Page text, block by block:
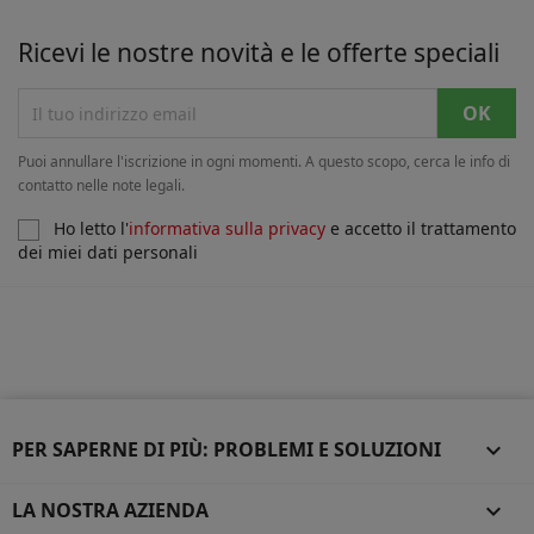
Ricevi le nostre novità e le offerte speciali
Puoi annullare l'iscrizione in ogni momenti. A questo scopo, cerca le info di
contatto nelle note legali.
Ho letto l'informativa sulla privacy e accetto il trattamento
dei miei dati personali
PER SAPERNE DI PIÙ: PROBLEMI E SOLUZIONI 
LA NOSTRA AZIENDA 